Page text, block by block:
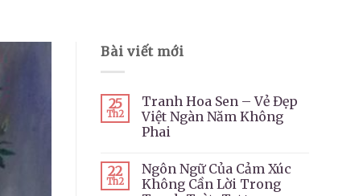
Bài viết mới
25
Th2
Tranh Hoa Sen – Vẻ Đẹp
Việt Ngàn Năm Không
Phai
22
Th2
Ngôn Ngữ Của Cảm Xúc
Không Cần Lời Trong